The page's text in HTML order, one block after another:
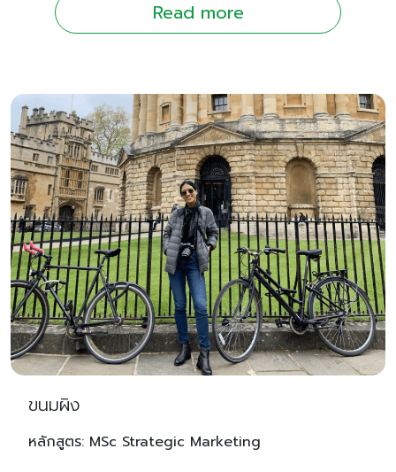
Read more
ขนมผิง
หลักสูตร: MSc Strategic Marketing